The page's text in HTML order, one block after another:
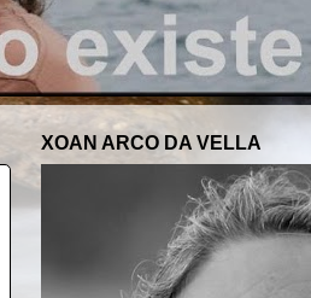
XOAN ARCO DA VELLA